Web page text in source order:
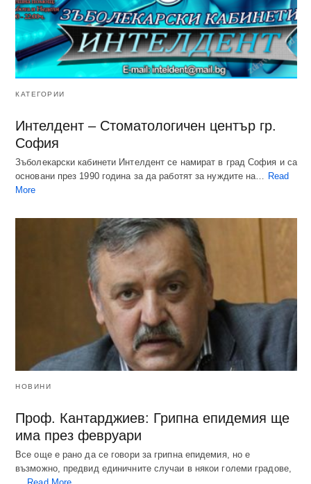
КАТЕГОРИИ
Интелдент – Стоматологичен център гр.
София
Зъболекарски кабинети Интелдент се намират в град София и са
основани през 1990 година за да работят за нуждите на… Read
More
НОВИНИ
Проф. Кантарджиев: Грипна епидемия ще
има през февруари
Все още е рано да се говори за грипна епидемия, но е
възможно, предвид единичните случаи в някои големи градове,